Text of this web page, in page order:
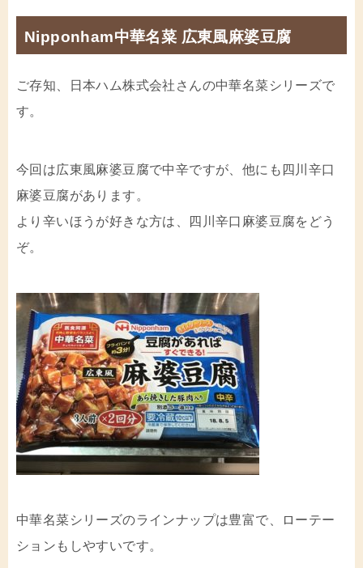
Nipponham中華名菜 広東風麻婆豆腐
ご存知、日本ハム株式会社さんの中華名菜シリーズで
す。
今回は広東風麻婆豆腐で中辛ですが、他にも四川辛口
麻婆豆腐があります。
より辛いほうが好きな方は、四川辛口麻婆豆腐をどう
ぞ。
中華名菜シリーズのラインナップは豊富で、ローテー
ションもしやすいです。